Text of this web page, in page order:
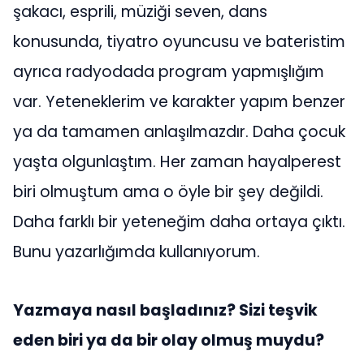
şakacı, esprili, müziği seven, dans
konusunda, tiyatro oyuncusu ve bateristim
ayrıca radyodada program yapmışlığım
var. Yeteneklerim ve karakter yapım benzer
ya da tamamen anlaşılmazdır. Daha çocuk
yaşta olgunlaştım. Her zaman hayalperest
biri olmuştum ama o öyle bir şey değildi.
Daha farklı bir yeteneğim daha ortaya çıktı.
Bunu yazarlığımda kullanıyorum.
Yazmaya nasıl başladınız? Sizi teşvik
eden biri ya da bir olay olmuş muydu?